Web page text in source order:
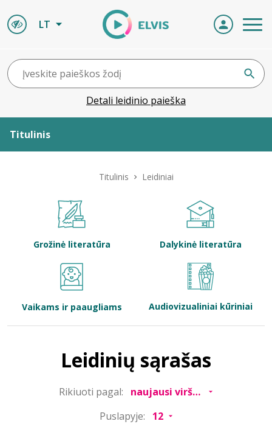
LT
Detali leidinio paieška
Titulinis
Bibliotekoms
Titulinis Leidiniai
Grožinė literatūra Dalykinė literatūra
Vaikams ir paaugliams Audiovizualiniai kūriniai
Leidinių sąrašas
Rikiuoti pagal:
Puslapyje: